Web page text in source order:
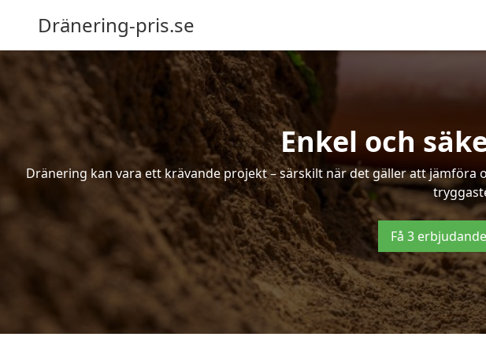
Dränering-pris.se
Enkel och
Dränering kan vara ett krävande projekt – särskilt när det gäller att
Få 3